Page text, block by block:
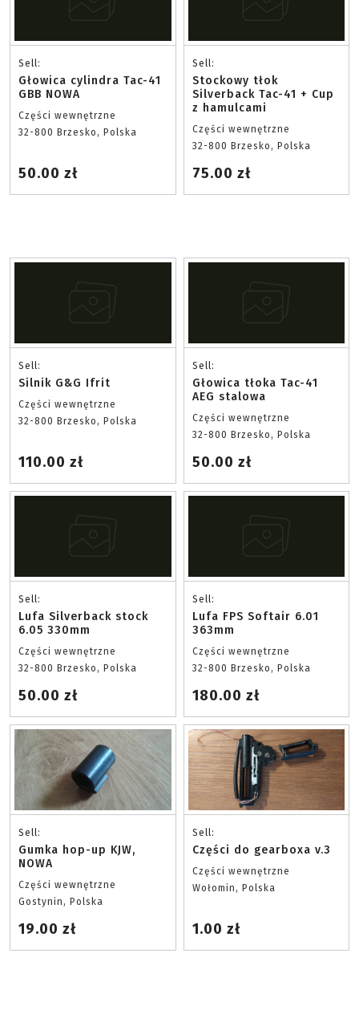
Sell:
Głowica cylindra Tac-41
GBB NOWA
Części wewnętrzne
32-800 Brzesko, Polska
50.00 zł
Sell:
Stockowy tłok
Silverback Tac-41 + Cup
z hamulcami
Części wewnętrzne
32-800 Brzesko, Polska
75.00 zł
Sell:
Silnik G&G Ifrit
Części wewnętrzne
32-800 Brzesko, Polska
110.00 zł
Sell:
Głowica tłoka Tac-41
AEG stalowa
Części wewnętrzne
32-800 Brzesko, Polska
50.00 zł
Sell:
Lufa Silverback stock
6.05 330mm
Części wewnętrzne
32-800 Brzesko, Polska
50.00 zł
Sell:
Lufa FPS Softair 6.01
363mm
Części wewnętrzne
32-800 Brzesko, Polska
180.00 zł
Sell:
Gumka hop-up KJW,
NOWA
Części wewnętrzne
Gostynin, Polska
19.00 zł
Sell:
Części do gearboxa v.3
Części wewnętrzne
Wołomin, Polska
1.00 zł